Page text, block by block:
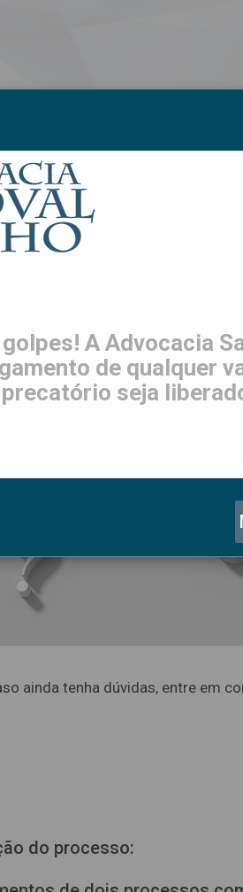
TRABALHE CONOSCO
ainda tenha dúvidas, entre em
do processo:
A Advocacia
de qualquer
seja